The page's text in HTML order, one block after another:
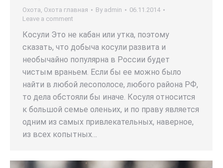
Охота, Охота главная By admin
06.11.2014
Leave a comment
Косули Это не кабан или утка, поэтому
сказать, что добыча косули развита и
необычайно популярна в России будет
чистым враньем. Если бы ее можно было
найти в любой лесополосе, любого района РФ,
то дела обстояли бы иначе. Косуля относится
к большой семье оленьих, и по праву является
одним из самых привлекательных, наверное,
из всех копытных…